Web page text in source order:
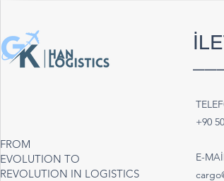
(TAS) Direkt ve Aktarmalı
Çözümler
+90
E-
FROM
EVOLUTION TO
REVOLUTION IN LOGISTICS